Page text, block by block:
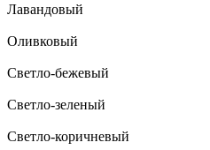
Лавандовый
Оливковый
Светло-бежевый
Светло-зеленый
Светло-коричневый